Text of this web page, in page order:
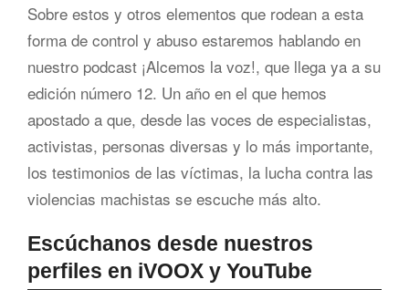
Sobre estos y otros elementos que rodean a esta
forma de control y abuso estaremos hablando en
nuestro podcast ¡Alcemos la voz!, que llega ya a su
edición número 12. Un año en el que hemos
apostado a que, desde las voces de especialistas,
activistas, personas diversas y lo más importante,
los testimonios de las víctimas, la lucha contra las
violencias machistas se escuche más alto.
Escúchanos desde nuestros
perfiles en iVOOX y YouTube